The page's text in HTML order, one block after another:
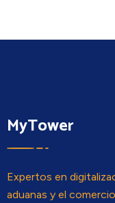
MyTower
Expertos en
aduanas y el